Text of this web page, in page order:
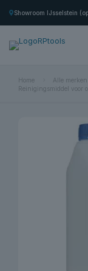
Showroom IJsselstein
Home Alle merken
Reinigingsmiddel voor